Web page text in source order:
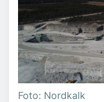
Foto: Nordkalk